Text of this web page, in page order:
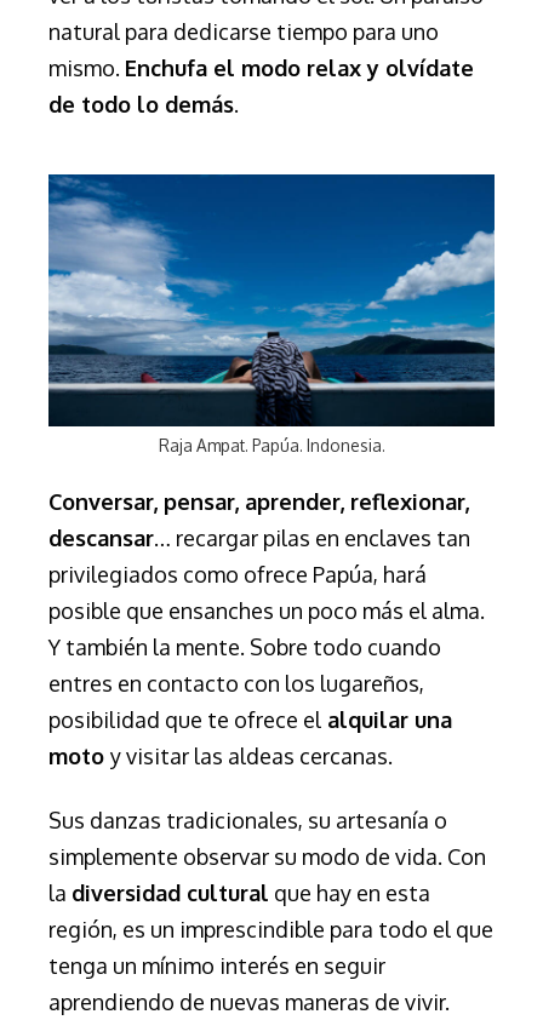
natural para dedicarse tiempo para uno
mismo. Enchufa el modo relax y olvídate
de todo lo demás.
Raja Ampat. Papúa. Indonesia.
Conversar, pensar, aprender, reflexionar,
descansar… recargar pilas en enclaves tan
privilegiados como ofrece Papúa, hará
posible que ensanches un poco más el alma.
Y también la mente. Sobre todo cuando
entres en contacto con los lugareños,
posibilidad que te ofrece el alquilar una
moto y visitar las aldeas cercanas.
Sus danzas tradicionales, su artesanía o
simplemente observar su modo de vida. Con
la diversidad cultural que hay en esta
región, es un imprescindible para todo el que
tenga un mínimo interés en seguir
aprendiendo de nuevas maneras de vivir.